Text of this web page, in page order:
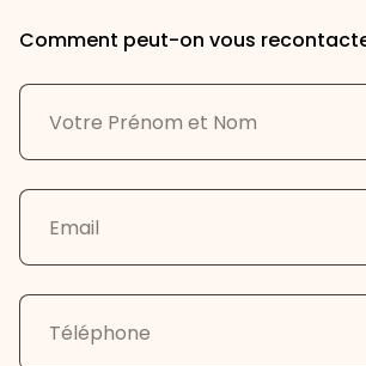
Comment peut-on vous